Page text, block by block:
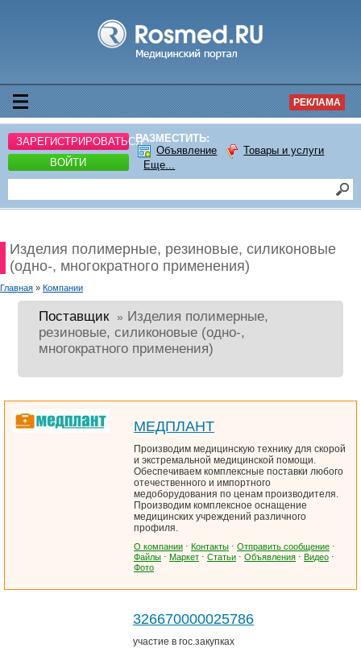
РЕКЛАМА
ЗАРЕГИСТРИРОВАТЬСЯ
ВОЙТИ
РАЗМЕСТИТЬ:
Объявление
Товары и услуги
Еще...
Изделия полимерные, резиновые, силиконовые
(одно-, многократного применения)
Главная » Компании
Поставщик » Изделия полимерные,
резиновые, силиконовые (одно-,
многократного применения)
МЕДПЛАНТ
Производим медицинскую технику для скорой
и экстремальной медицинской помощи.
Обеспечиваем комплексные поставки любого
отечественного и импортного
медоборудования по ценам производителя.
Производим комплексное оснащение
медицинских учреждений различного
профиля.
О компании ⋅ Контакты ⋅ Отправить сообщение ⋅
Файлы ⋅ Маркет ⋅ Статьи ⋅ Объявления ⋅ Видео ⋅
Фото
326670000025786
участие в гос.закупках